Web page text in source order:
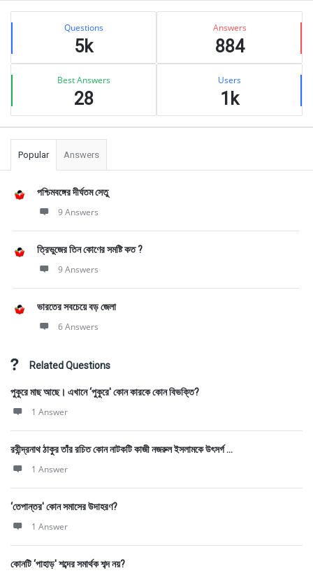
Sidebar
Stats Questions
5k
Answers
884
Best Answers
28
Users
1k
Popular Answers
পশ্চিমবঙ্গের দীর্ঘতম সেতু
9 Answers
ত্রিভুজের তিন কোণের সমষ্টি কত ?
9 Answers
ভারতের সবচেয়ে বড় জেলা
6 Answers
Related Questions
পুকুরে মাছ আছে। এখানে ‘পুকুরে' কোন কারকে কোন বিভক্তি?
1 Answer
রবীন্দ্রনাথ ঠাকুর তাঁর রচিত কোন নাটকটি কাজী নজরুল ইসলামকে উৎসর্গ ...
1 Answer
‘তেপান্তর' কোন সমাসের উদাহরণ?
1 Answer
কোনটি ‘পাহাড়' শব্দের সমার্থক শব্দ নয়?